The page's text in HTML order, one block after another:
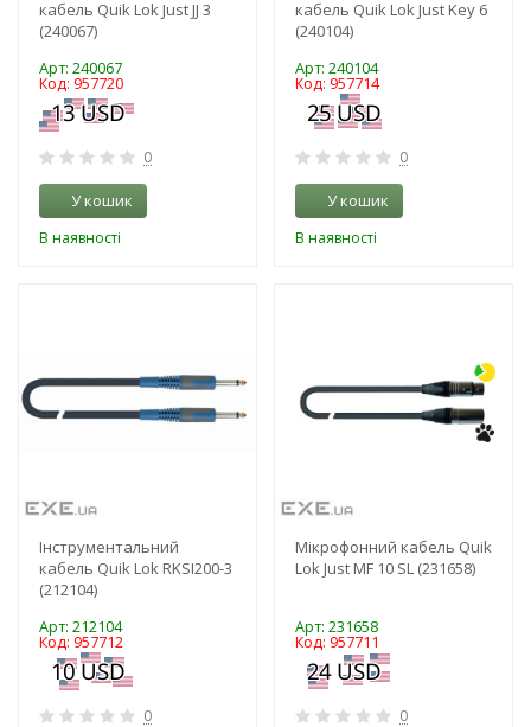
кабель Quik Lok Just JJ 3
(240067)
Арт: 240067
Код: 957720
0
У кошик
В наявності
кабель Quik Lok Just Key 6
(240104)
Арт: 240104
Код: 957714
0
У кошик
В наявності
Інструментальний
кабель Quik Lok RKSI200-3
(212104)
Арт: 212104
Код: 957712
0
Мікрофонний кабель Quik
Lok Just MF 10 SL (231658)
Арт: 231658
Код: 957711
0